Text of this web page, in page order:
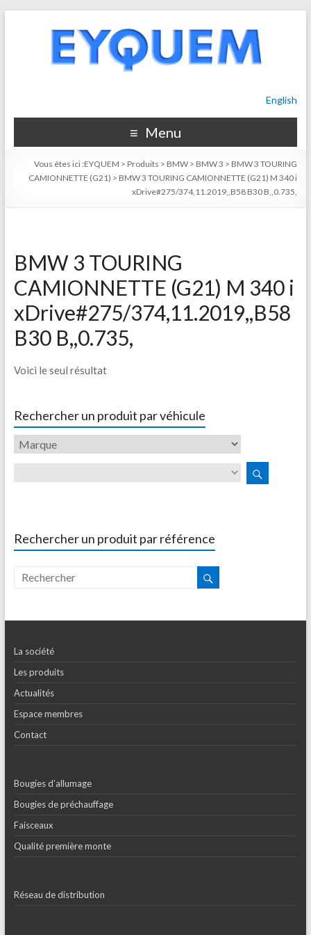
English
Menu
Vous êtes ici :EYQUEM > Produits > BMW > BMW 3 > BMW 3 TOURING
CAMIONNETTE (G21) > BMW 3 TOURING CAMIONNETTE (G21) M 340 i
xDrive#275/374,11.2019,,B58 B30 B,,0.735,
BMW 3 TOURING
CAMIONNETTE (G21) M 340 i
xDrive#275/374,11.2019,,B58
B30 B,,0.735,
Voici le seul résultat
Rechercher un produit par véhicule
Rechercher un produit par référence
La société
Les produits
Actualités
Espace membres
Contact
Bougies d’allumage
Bougies de préchauffage
Faisceaux
Qualité première monte
Réseau de distribution